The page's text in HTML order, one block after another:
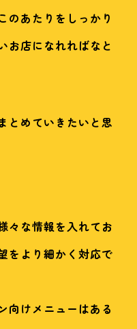
のあたりをしっかり
お店になれればなと
とめていきたいと思
々な情報を入れてお
をより細かく対応で
向けメニューはある